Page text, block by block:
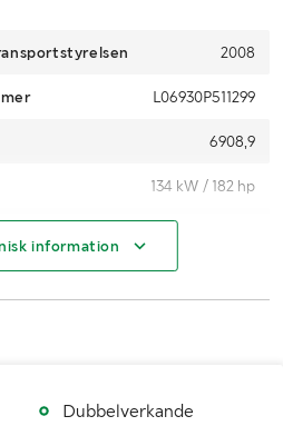
2008
L06930P511299
6908,9
134 kW / 182 hp
540/65R28
information
Dubbelverkande